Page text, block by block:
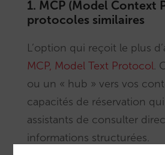
1. MCP (Model Context
protocoles similaires
L’option qui reçoit le plus
MCP, Model Text Protocol.
ou un « hub » vers vos
capacités de réservation
assistants de consulter
informations structurées.